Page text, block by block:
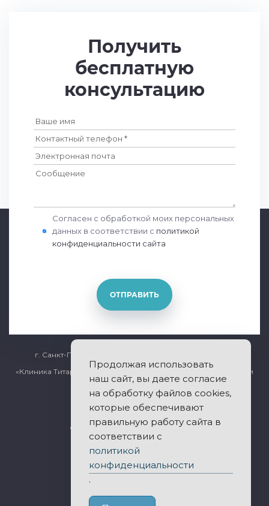
Получить
бесплатную
консультацию
Согласен с обработкой моих персональных
данных в соответствии с политикой
конфиденциальности сайта
ОТПРАВИТЬ
г. Санкт-Петербург, Общественный переулок дом 5
«Клиника Титарчука» - лечение заболеваний позвоночника и
суставов.
© 2011-2026 Все права защищены.
Публичная оферта
Политика конфиденциальности
Продолжая использовать
наш сайт, вы даете согласие
на обработку файлов cookies,
которые обеспечивают
правильную работу сайта в
соответствии с
политикой
конфиденциальности
.